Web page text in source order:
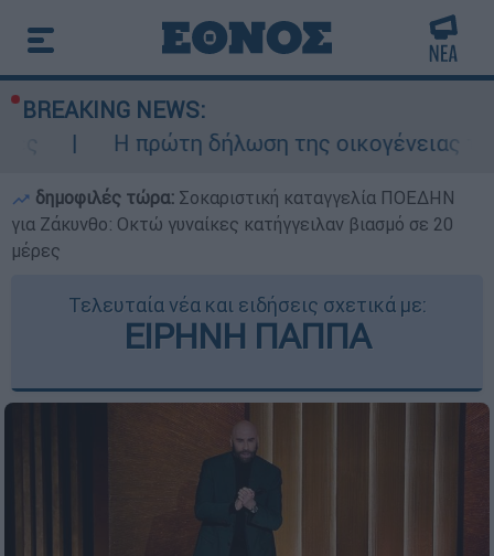
BREAKING NEWS:
Η πρώτη δήλωση της οικογένειας της
δημοφιλές τώρα: Σοκαριστική καταγγελία ΠΟΕΔΗΝ
για Ζάκυνθο: Οκτώ γυναίκες κατήγγειλαν βιασμό σε 20
μέρες
Τελευταία νέα και ειδήσεις σχετικά με:
ΕΙΡΗΝΗ ΠΑΠΠΑ